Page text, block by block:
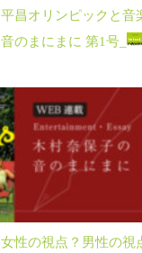
平昌オリンピックと音
音のまにまに 第1号_
女性の視点？男性の